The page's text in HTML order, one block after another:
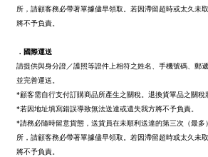
所，請顧客務必帶著單據儘早領取。若因滯留超時或太久未
將不予負責。
． 國際運送
請提供與身分證／護照等證件上相符之姓名、手機號碼、郵
並完善運送。
*顧客需自行支付訂購商品所產生之關稅。退換貨單品之關稅
*若因地址填寫錯誤導致無法送達或遺失我方將不予負責。
*請務必隨時留意貨態，送貨員在未順利送達的第三次（最
所，請顧客務必帶著單據儘早領取。若因滯留超時或太久未
將不予負責。